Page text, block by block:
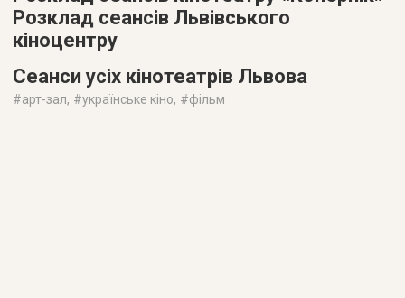
Розклад сеансів Львівського
кіноцентру
Сеанси усіх кінотеатрів Львова
#арт-зал, #українське кіно, #фільм